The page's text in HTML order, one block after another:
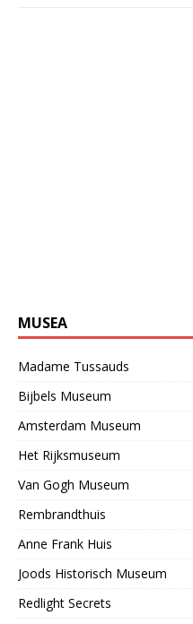
MUSEA
Madame Tussauds
Bijbels Museum
Amsterdam Museum
Het Rijksmuseum
Van Gogh Museum
Rembrandthuis
Anne Frank Huis
Joods Historisch Museum
Redlight Secrets